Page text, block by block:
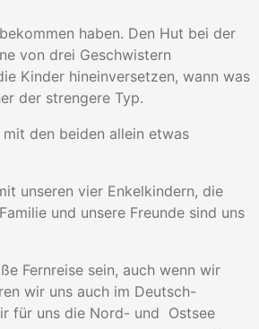
haben. Den Hut bei der
von drei Geschwistern
Kinder hineinversetzen, wann was
der strengere Typ.
den beiden allein etwas
unseren vier Enkelkindern, die
und unsere Freunde sind uns
Fernreise sein, auch wenn wir
wir uns auch im Deutsch-
für uns die Nord- und Ostsee